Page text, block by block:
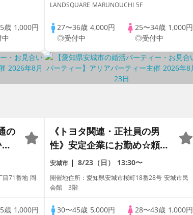
歳 1,000円
LANDSQUARE MARUNOUCHI 5F
27〜36歳4,000円
◎受付中
25〜34歳 1,000円
◎受付中
の
目71番地 岡
歳 1,000円
《トヨタ関連・正社員の男
性》安定企業にお勤め☆頼れ
る彼との婚活PARTY♡
安城市 8/23（日） 13:30〜
開催地住所：愛知県安城市桜町18番28号 安城市民
会館 3階
30〜45歳 5,000円
28〜43歳 1,000円